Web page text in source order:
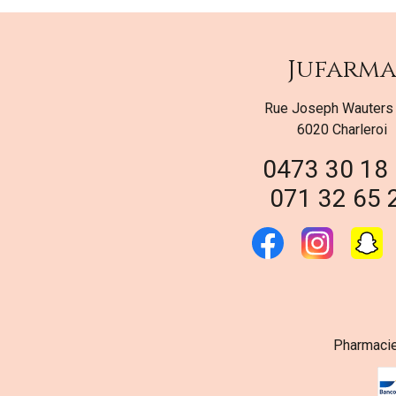
Jufarma
Rue Joseph
6020 Charleroi
0473 30 18
071 32 65